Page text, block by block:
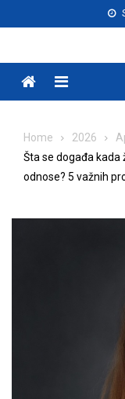
to
Menu
Home 2026
Šta se događa
odnose? 5 važnih